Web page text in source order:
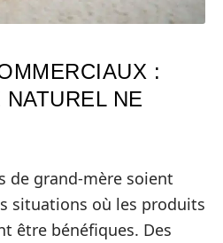
:
NE
de grand-mère soient
situations où les produits
être bénéfiques. Des